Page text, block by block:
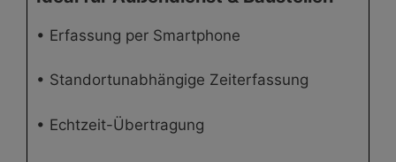
• Erfassung per Smartphone
• Standortunabhängige Zeiterfassung
• Echtzeit-Übertragung